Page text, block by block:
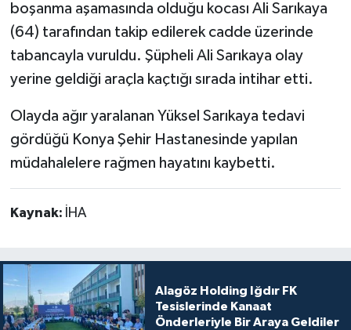
boşanma aşamasında olduğu kocası Ali Sarıkaya
(64) tarafından takip edilerek cadde üzerinde
tabancayla vuruldu. Şüpheli Ali Sarıkaya olay
yerine geldiği araçla kaçtığı sırada intihar etti.
Olayda ağır yaralanan Yüksel Sarıkaya tedavi
gördüğü Konya Şehir Hastanesinde yapılan
müdahalelere rağmen hayatını kaybetti.
Kaynak: İHA
Alagöz Holding Iğdır FK
Tesislerinde Kanaat
Önderleriyle Bir Araya Geldiler